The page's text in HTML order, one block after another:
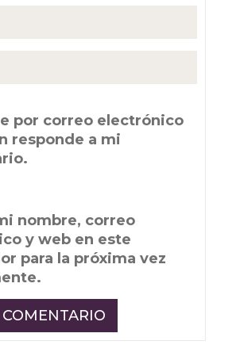
por correo electrónico
responde a mi
nombre, correo
y web en este
para la próxima vez